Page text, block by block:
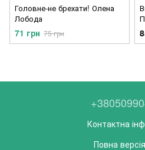
Головне-не брехати! Олена
Лобода
71 грн 75 грн
Контактна
Повна